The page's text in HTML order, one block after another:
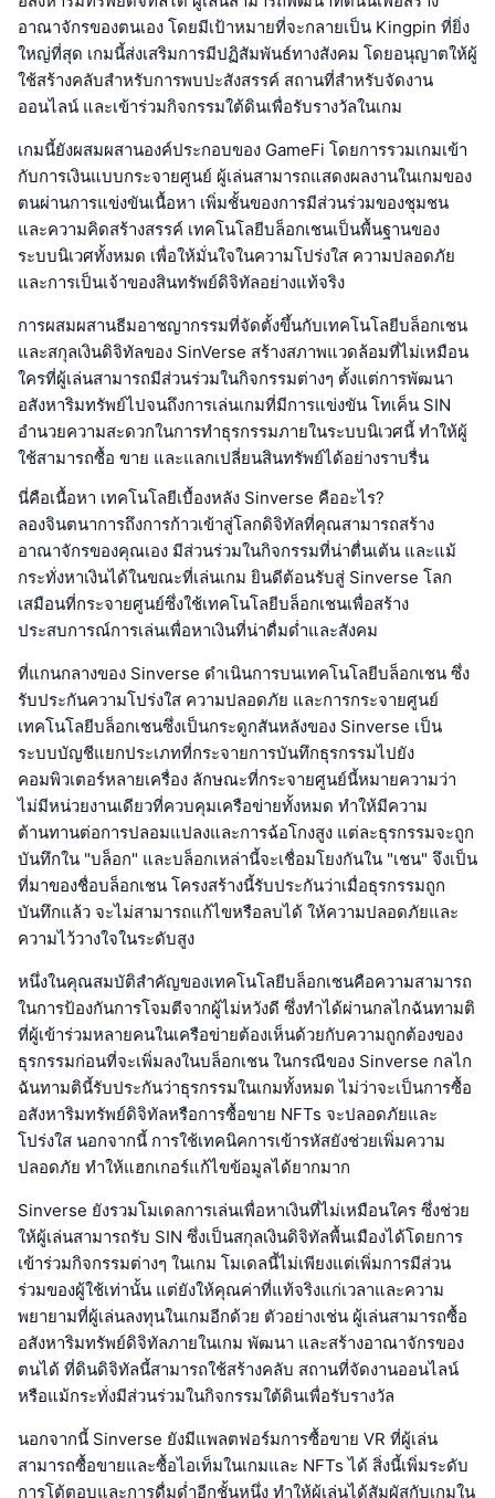
อาณาจักรของตนเอง โดยมีเป้าหมายที่จะกลายเป็น Kingpin ที่ยิ่ง
ใหญ่ที่สุด เกมนี้ส่งเสริมการมีปฏิสัมพันธ์ทางสังคม โดยอนุญาตให้ผู้
ใช้สร้างคลับสำหรับการพบปะสังสรรค์ สถานที่สำหรับจัดงาน
ออนไลน์ และเข้าร่วมกิจกรรมใต้ดินเพื่อรับรางวัลในเกม
เกมนี้ยังผสมผสานองค์ประกอบของ GameFi โดยการรวมเกมเข้า
กับการเงินแบบกระจายศูนย์ ผู้เล่นสามารถแสดงผลงานในเกมของ
ตนผ่านการแข่งขันเนื้อหา เพิ่มชั้นของการมีส่วนร่วมของชุมชน
และความคิดสร้างสรรค์ เทคโนโลยีบล็อกเชนเป็นพื้นฐานของ
ระบบนิเวศทั้งหมด เพื่อให้มั่นใจในความโปร่งใส ความปลอดภัย
และการเป็นเจ้าของสินทรัพย์ดิจิทัลอย่างแท้จริง
การผสมผสานธีมอาชญากรรมที่จัดตั้งขึ้นกับเทคโนโลยีบล็อกเชน
และสกุลเงินดิจิทัลของ SinVerse สร้างสภาพแวดล้อมที่ไม่เหมือน
ใครที่ผู้เล่นสามารถมีส่วนร่วมในกิจกรรมต่างๆ ตั้งแต่การพัฒนา
อสังหาริมทรัพย์ไปจนถึงการเล่นเกมที่มีการแข่งขัน โทเค็น SIN
อำนวยความสะดวกในการทำธุรกรรมภายในระบบนิเวศนี้ ทำให้ผู้
ใช้สามารถซื้อ ขาย และแลกเปลี่ยนสินทรัพย์ได้อย่างราบรื่น
นี่คือเนื้อหา เทคโนโลยีเบื้องหลัง Sinverse คืออะไร?
ลองจินตนาการถึงการก้าวเข้าสู่โลกดิจิทัลที่คุณสามารถสร้าง
อาณาจักรของคุณเอง มีส่วนร่วมในกิจกรรมที่น่าตื่นเต้น และแม้
กระทั่งหาเงินได้ในขณะที่เล่นเกม ยินดีต้อนรับสู่ Sinverse โลก
เสมือนที่กระจายศูนย์ซึ่งใช้เทคโนโลยีบล็อกเชนเพื่อสร้าง
ประสบการณ์การเล่นเพื่อหาเงินที่น่าดื่มด่ำและสังคม
ที่แกนกลางของ Sinverse ดำเนินการบนเทคโนโลยีบล็อกเชน ซึ่ง
รับประกันความโปร่งใส ความปลอดภัย และการกระจายศูนย์
เทคโนโลยีบล็อกเชนซึ่งเป็นกระดูกสันหลังของ Sinverse เป็น
ระบบบัญชีแยกประเภทที่กระจายการบันทึกธุรกรรมไปยัง
คอมพิวเตอร์หลายเครื่อง ลักษณะที่กระจายศูนย์นี้หมายความว่า
ไม่มีหน่วยงานเดียวที่ควบคุมเครือข่ายทั้งหมด ทำให้มีความ
ต้านทานต่อการปลอมแปลงและการฉ้อโกงสูง แต่ละธุรกรรมจะถูก
บันทึกใน "บล็อก" และบล็อกเหล่านี้จะเชื่อมโยงกันใน "เชน" จึงเป็น
ที่มาของชื่อบล็อกเชน โครงสร้างนี้รับประกันว่าเมื่อธุรกรรมถูก
บันทึกแล้ว จะไม่สามารถแก้ไขหรือลบได้ ให้ความปลอดภัยและ
ความไว้วางใจในระดับสูง
หนึ่งในคุณสมบัติสำคัญของเทคโนโลยีบล็อกเชนคือความสามารถ
ในการป้องกันการโจมตีจากผู้ไม่หวังดี ซึ่งทำได้ผ่านกลไกฉันทามติ
ที่ผู้เข้าร่วมหลายคนในเครือข่ายต้องเห็นด้วยกับความถูกต้องของ
ธุรกรรมก่อนที่จะเพิ่มลงในบล็อกเชน ในกรณีของ Sinverse กลไก
ฉันทามตินี้รับประกันว่าธุรกรรมในเกมทั้งหมด ไม่ว่าจะเป็นการซื้อ
อสังหาริมทรัพย์ดิจิทัลหรือการซื้อขาย NFTs จะปลอดภัยและ
โปร่งใส นอกจากนี้ การใช้เทคนิคการเข้ารหัสยังช่วยเพิ่มความ
ปลอดภัย ทำให้แฮกเกอร์แก้ไขข้อมูลได้ยากมาก
Sinverse ยังรวมโมเดลการเล่นเพื่อหาเงินที่ไม่เหมือนใคร ซึ่งช่วย
ให้ผู้เล่นสามารถรับ SIN ซึ่งเป็นสกุลเงินดิจิทัลพื้นเมืองได้โดยการ
เข้าร่วมกิจกรรมต่างๆ ในเกม โมเดลนี้ไม่เพียงแต่เพิ่มการมีส่วน
ร่วมของผู้ใช้เท่านั้น แต่ยังให้คุณค่าที่แท้จริงแก่เวลาและความ
พยายามที่ผู้เล่นลงทุนในเกมอีกด้วย ตัวอย่างเช่น ผู้เล่นสามารถซื้อ
อสังหาริมทรัพย์ดิจิทัลภายในเกม พัฒนา และสร้างอาณาจักรของ
ตนได้ ที่ดินดิจิทัลนี้สามารถใช้สร้างคลับ สถานที่จัดงานออนไลน์
หรือแม้กระทั่งมีส่วนร่วมในกิจกรรมใต้ดินเพื่อรับรางวัล
นอกจากนี้ Sinverse ยังมีแพลตฟอร์มการซื้อขาย VR ที่ผู้เล่น
สามารถซื้อขายและซื้อไอเท็มในเกมและ NFTs ได้ สิ่งนี้เพิ่มระดับ
การโต้ตอบและการดื่มด่ำอีกชั้นหนึ่ง ทำให้ผู้เล่นได้สัมผัสกับเกมใน